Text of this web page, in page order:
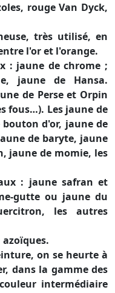
rouge Van Dyck,
très utilisé, en
l'or et l'orange.
de chrome ;
jaune de Hansa.
de Perse et Orpin
fous…). Les jaune de
d'or, jaune de
de baryte, jaune
jaune de momie, les
: jaune safran et
gutte ou jaune du
les autres
on se heurte à
dans la gamme des
intermédiaire